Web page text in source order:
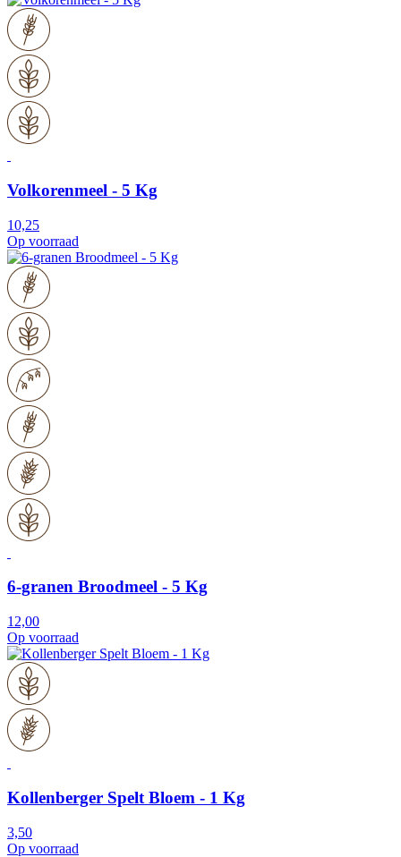
Volkorenmeel - 5 Kg
10,25
Op voorraad
6-granen Broodmeel - 5 Kg
12,00
Op voorraad
Kollenberger Spelt Bloem - 1 Kg
3,50
Op voorraad